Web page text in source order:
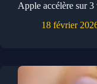
Apple accélère sur
18 février